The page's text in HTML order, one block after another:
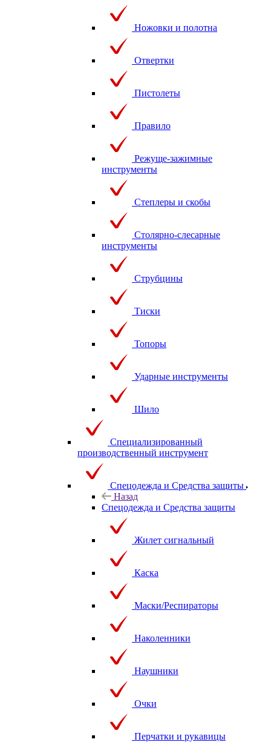
Ножовки и полотна
Отвертки
Пистолеты
Правило
Режуще-зажимные
инструменты
Степлеры и скобы
Столярно-слесарные
инструменты
Струбцины
Тиски
Топоры
Ударные инструменты
Шило
Специализированный
производственный инструмент
Спецодежда и Средства защиты
Назад
Спецодежда и Средства защиты
Жилет сигнальный
Каска
Маски/Респираторы
Наколенники
Наушники
Очки
Перчатки и рукавицы